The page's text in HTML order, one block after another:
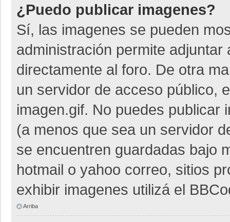
¿Puedo publicar imagenes?
Sí, las imagenes se pueden
administración permite
directamente al foro. De otra
un servidor de acceso público,
imagen.gif. No puedes publicar
(a menos que sea un servidor
se encuentren guardadas bajo
hotmail o yahoo correo, sitios
exhibir imagenes utilizá el
Arriba